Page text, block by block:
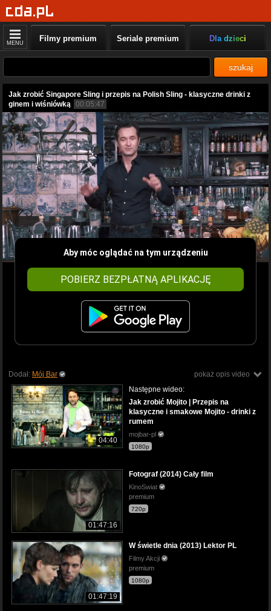
MENU Filmy premium Seriale premium Dla dzieci
szukaj
Jak zrobić Singapore Sling i przepis na Polish Sling - klasyczne drinki z
ginem i wiśniówką 00:05:47
Aby móc oglądać na tym urządzeniu
POBIERZ BEZPŁATNĄ APLIKACJĘ
pokaż opis video
Dodał: Mój Bar
04:40
Następne wideo:
Jak zrobić Mojito | Przepis na
klasyczne i smakowe Mojito - drinki z
rumem
mojbar-pl
1080p
01:47:16
Fotograf (2014) Cały film
KinoSwiat
premium
720p
01:47:19
W świetle dnia (2013) Lektor PL
Filmy Akcji
premium
1080p